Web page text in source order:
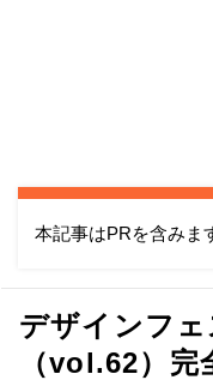
本記事はPRを含みま
デザインフ
（vol.62）